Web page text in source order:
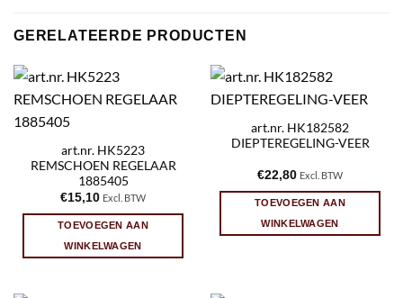
GERELATEERDE PRODUCTEN
art.nr. HK5223
REMSCHOEN REGELAAR
1885405
€15,10 Excl. BTW
TOEVOEGEN AAN
WINKELWAGEN
art.nr. HK182582
DIEPTEREGELING-VEER
€22,80 Excl. BTW
TOEVOEGEN AAN
WINKELWAGEN